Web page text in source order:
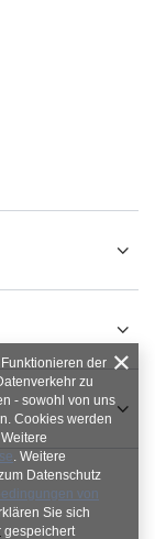
der
zu
- sowohl von uns
Cookies werden
. Weitere
Datenschutz
von
Sie sich
gespeichert